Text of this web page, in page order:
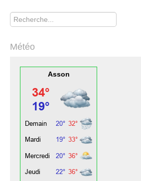
Rechercher
Météo
Asson